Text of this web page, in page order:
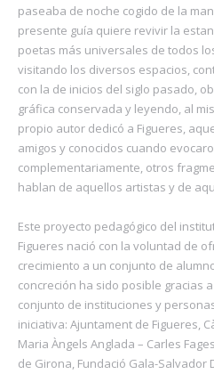
paseaba de noche cogido de la
presente guía quiere revivir la
poetas más universales de todos
visitando los diversos espacios,
con la de inicios del siglo pasado,
gráfica conservada y leyendo, al
propio autor dedicó a Figueres,
amigos y conocidos cuando
complementariamente, otros
hablan de aquellos artistas y de
Este proyecto pedagógico del
Figueres nació con la voluntad de
crecimiento a un conjunto de
concreción ha sido posible gracias
conjunto de instituciones y
iniciativa: Ajuntament de Figueres,
Maria Àngels Anglada – Carles
de Girona, Fundació Gala-Salvador